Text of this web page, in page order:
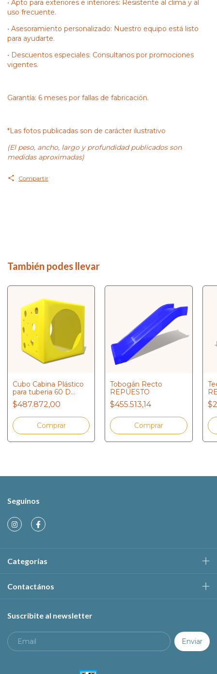
• Apto para exteriores e interiores: Resistente al clima y al
uso frecuente.
• Asesoramiento personalizado: Nuestro equipo está listo
para ayudarte.
• Descuentos especiales: Consultanos por promociones
vigentes.
Garantía: 6 meses por fallas de fabricación.
*Las fotos publicadas son de carácter ilustrativo
(El peso, ancho, largo y profundidad publicados son
medidas aproximadas)
Compartir
También podes llevar
Cubo Cabina Plástico
para tuberia 60 D
REPUESTO
$487.872,00
Tobogán Recto
REPUESTO
$455.513,14
Seguinos
Categorías
Contactános
Suscribite al newsletter